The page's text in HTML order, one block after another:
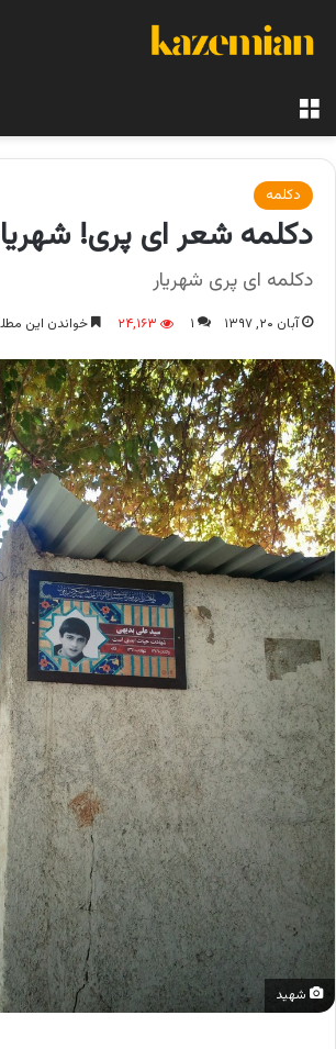
دکلمه
دکلمه شعر ای پری!
دکلمه ای پری شهریار
آبان ۲۰, ۱۳۹۷ ۱ ۲۴,۱۶۳ خواندن این مطلب 1 دقیقه زمان
شهید